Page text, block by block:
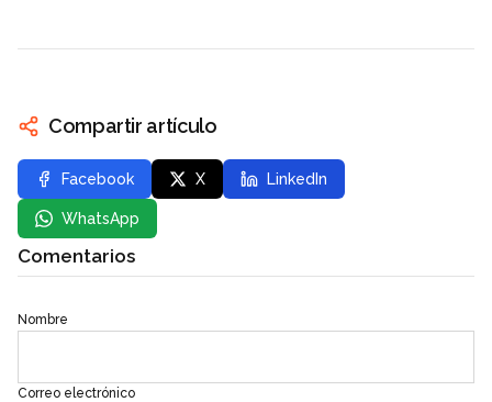
Compartir artículo
Facebook X LinkedIn
WhatsApp
Comentarios
Nombre
Correo electrónico